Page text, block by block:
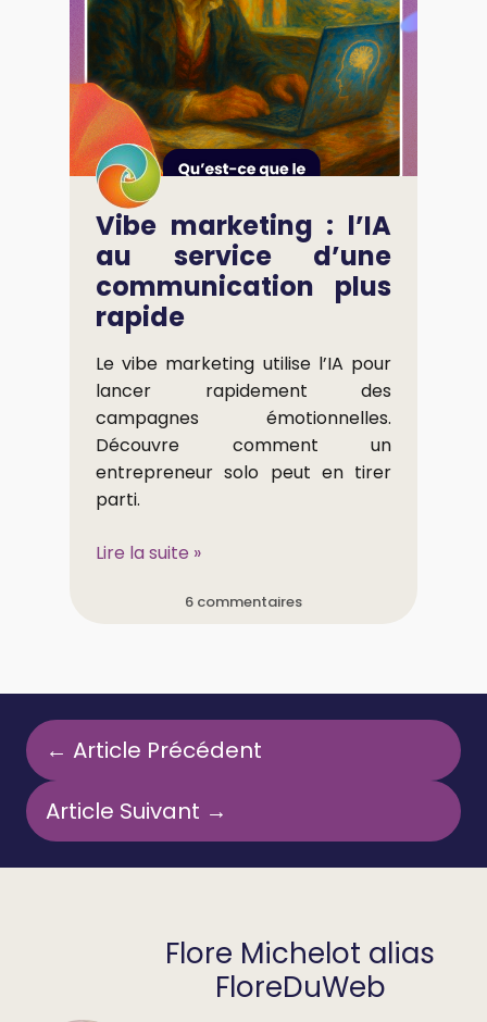
Vibe marketing : l’IA
au service d’une
communication plus
rapide
Le vibe marketing utilise l’IA pour
lancer rapidement des
campagnes émotionnelles.
Découvre comment un
entrepreneur solo peut en tirer
parti.
Lire la suite »
6 commentaires
← Article Précédent
Article Suivant →
Flore Michelot alias
FloreDuWeb